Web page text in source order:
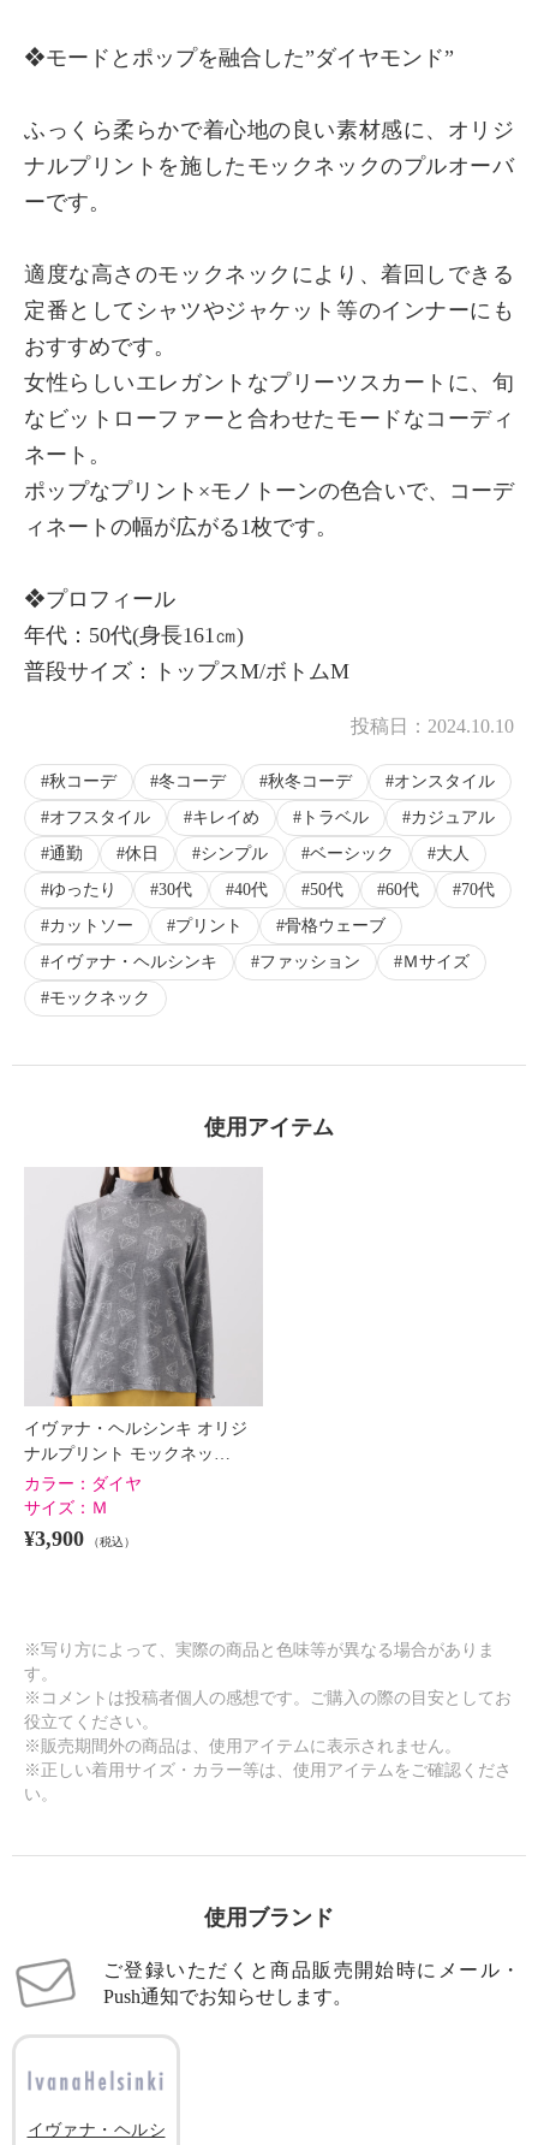
❖モードとポップを融合した”ダイヤモンド”
ふっくら柔らかで着心地の良い素材感に、オリジ
ナルプリントを施したモックネックのプルオーバ
ーです。
適度な高さのモックネックにより、着回しできる
定番としてシャツやジャケット等のインナーにも
おすすめです。
女性らしいエレガントなプリーツスカートに、旬
なビットローファーと合わせたモードなコーディ
ネート。
ポップなプリント×モノトーンの色合いで、コーデ
ィネートの幅が広がる1枚です。
❖プロフィール
年代：50代(身長161㎝)
普段サイズ：トップスM/ボトムM
投稿日： 2024.10.10
秋コーデ 冬コーデ 秋冬コーデ
オンスタイル
オフスタイル
キレイめ トラベル
カジュアル
通勤
休日 シンプル ベーシック
大人
ゆったり
30代 40代 50代 60代
70代
カットソー
プリント
骨格ウェーブ
イヴァナ・ヘルシンキ
ファッション
Ｍサイズ
モックネック
使用アイテム
イヴァナ・ヘルシンキ オリジ
ナルプリント モックネッ…
カラー： ダイヤ
サイズ： Ｍ
¥3,900 （税込）
※写り方によって、実際の商品と色味等が異なる場合がありま
す。
※コメントは投稿者個人の感想です。ご購入の際の目安としてお
役立てください。
※販売期間外の商品は、使用アイテムに表示されません。
※正しい着用サイズ・カラー等は、使用アイテムをご確認くださ
い。
使用ブランド
ご登録いただくと商品販売開始時にメール・
Push通知でお知らせします。
イヴァナ・ヘルシ